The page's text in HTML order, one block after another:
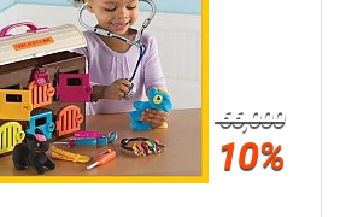
66,000
10%